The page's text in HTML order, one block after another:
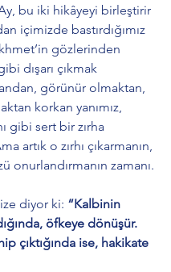
bu iki hikâyeyi birleştirir
içimizde bastırdığımız
gözlerinden
dışarı çıkmak
görünür olmaktan,
korkan yanımız,
gibi sert bir zırha
artık o zırhı çıkarmanın,
onurlandırmanın zamanı.
diyor ki: “Kalbinin
öfkeye dönüşür.
çıktığında ise, hakikate